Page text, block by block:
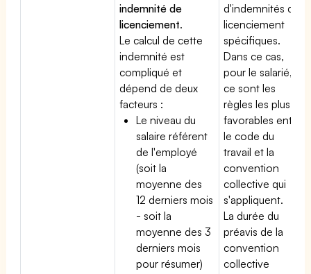
indemnité de
licenciement.
Le calcul de cette
indemnité est
compliqué et
dépend de deux
facteurs :
Le niveau du
salaire référent
de l'employé
(soit la
moyenne des
12 derniers mois
- soit la
moyenne des 3
derniers mois
pour résumer)
d'indemnités de
licenciement
spécifiques.
Dans ce cas,
pour le salarié,
ce sont les
règles les plus
favorables entre
le code du
travail et la
convention
collective qui
s'appliquent.
La durée du
préavis de la
convention
collective